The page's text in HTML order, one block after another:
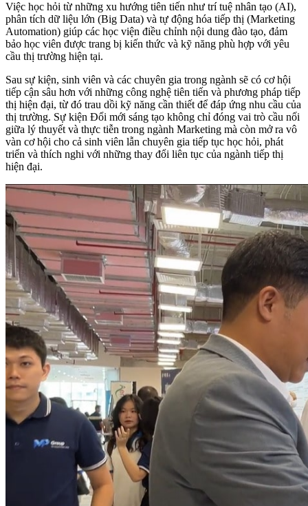
Việc học hỏi từ những xu hướng tiên tiến như trí tuệ nhân tạo (AI),
phân tích dữ liệu lớn (Big Data) và tự động hóa tiếp thị (Marketing
Automation) giúp các học viện điều chỉnh nội dung đào tạo, đảm
bảo học viên được trang bị kiến thức và kỹ năng phù hợp với yêu
cầu thị trường hiện tại.
Sau sự kiện, sinh viên và các chuyên gia trong ngành sẽ có cơ hội
tiếp cận sâu hơn với những công nghệ tiên tiến và phương pháp tiếp
thị hiện đại, từ đó trau dồi kỹ năng cần thiết để đáp ứng nhu cầu của
thị trường. Sự kiện Đổi mới sáng tạo không chỉ đóng vai trò cầu nối
giữa lý thuyết và thực tiễn trong ngành Marketing mà còn mở ra vô
vàn cơ hội cho cả sinh viên lẫn chuyên gia tiếp tục học hỏi, phát
triển và thích nghi với những thay đổi liên tục của ngành tiếp thị
hiện đại.